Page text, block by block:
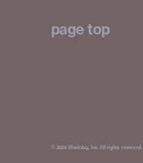
page top
© 2026 Weekday, Inc. All rights reserved.